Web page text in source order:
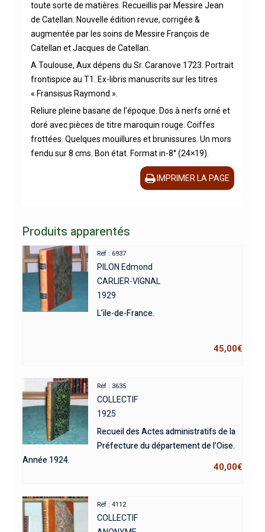
toute sorte de matières. Recueillis par Messire Jean
de Catellan. Nouvelle édition revue, corrigée &
augmentée par les soins de Messire François de
Catellan et Jacques de Catellan.
A Toulouse, Aux dépens du Sr. Caranove 1723. Portrait
frontispice au T1. Ex-libris manuscrits sur les titres
« Fransisus Raymond ».
Reliure pleine basane de l’époque. Dos à nerfs orné et
doré avec pièces de titre maroquin rouge. Coiffes
frottées. Quelques mouillures et brunissures. Un mors
fendu sur 8 cms. Bon état. Format in-8° (24×19).
IMPRIMER LA PAGE
Produits apparentés
Réf : 6937
PILON Edmond
CARLIER-VIGNAL
1929
L’ile-de-France.
45,00€
Réf : 3635
COLLECTIF
1925
Recueil des Actes administratifs de la
Préfecture du département de l’Oise.
Année 1924.
40,00€
Réf : 4112
COLLECTIF